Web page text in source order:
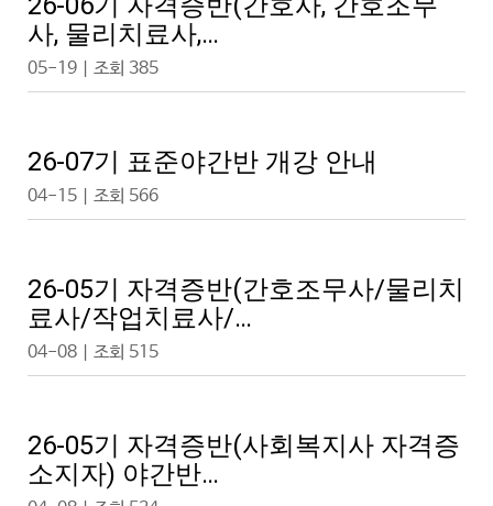
사, 물리치료사,…
05-19 | 조회 385
26-07기 표준야간반 개강 안내
04-15 | 조회 566
26-05기 자격증반(간호조무사/물리치
료사/작업치료사/…
04-08 | 조회 515
26-05기 자격증반(사회복지사 자격증
소지자) 야간반…